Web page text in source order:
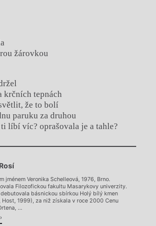
žárovkou
krčních tepnách
že to bolí
paruku za druhou
ti líbí víc? oprašovala je a tahle?
Chviličku.
jménem Veronika Schelleová, 1976, Brno.
Filozofickou fakultu Masarykovy univerzity.
debutovala básnickou sbírkou Holý bílý kmen
Host, 1999), za niž získala v roce 2000 Cenu
...